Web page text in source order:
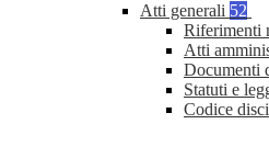
Atti generali 52
Riferimenti
Atti
Documenti
Statuti e
Codice